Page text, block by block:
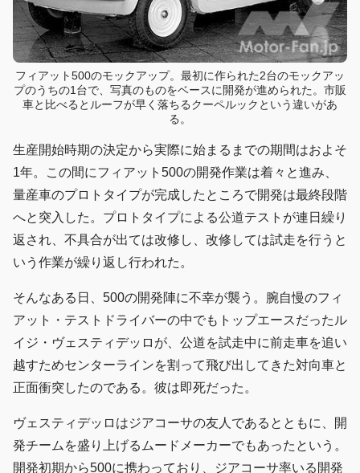
フィアット500のモックアップ。最初に作られた2台のモックアッ
プのうちの1台で、写真のものをベースに開発が進められた。市販
車と比べるとルーフが早く落ちるクーペルックという違いがあ
る。
生産開始時期の決定から実際に始まるまでの期間はおよそ
1年。この間にフィアット500の開発作業は着々と進み、
量産車のプロトタイプが完成したところで開発は最終段階
へと突入した。プロトタイプによる公道テストが連日繰り
返され、不具合が出ては改修し、改修しては試走を行うと
いう作業が繰り返し行われた。
そんなある日、500の開発陣に不幸が襲う。腕自慢のフィ
アット・テストドライバーの中でもトップエースだったル
イジ・ヴェスティデッロが、公道を試走中に前走車を追い
越すためセンターラインを割って飛び出してきた対向車と
正面衝突したのである。彼は即死だった。
ヴェスティデッロはジアコーサの友人であるとともに、開
発チームを盛り上げるムードメーカーでもあったという。
開発初期から500に携わっており、ジアコーサ率いる開発